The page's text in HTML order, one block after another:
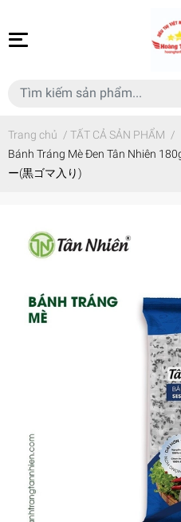
Trang chủ / TẤT CẢ SẢN PHẨM /
Bánh Tráng Mè Đen Tân Nhiên
ー(黒ゴマ入り)